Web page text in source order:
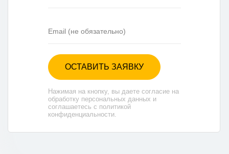
ОСТАВИТЬ ЗАЯВКУ
Нажимая на кнопку, вы даете согласие на
обработку персональных данных и
соглашаетесь с политикой
конфиденциальности.